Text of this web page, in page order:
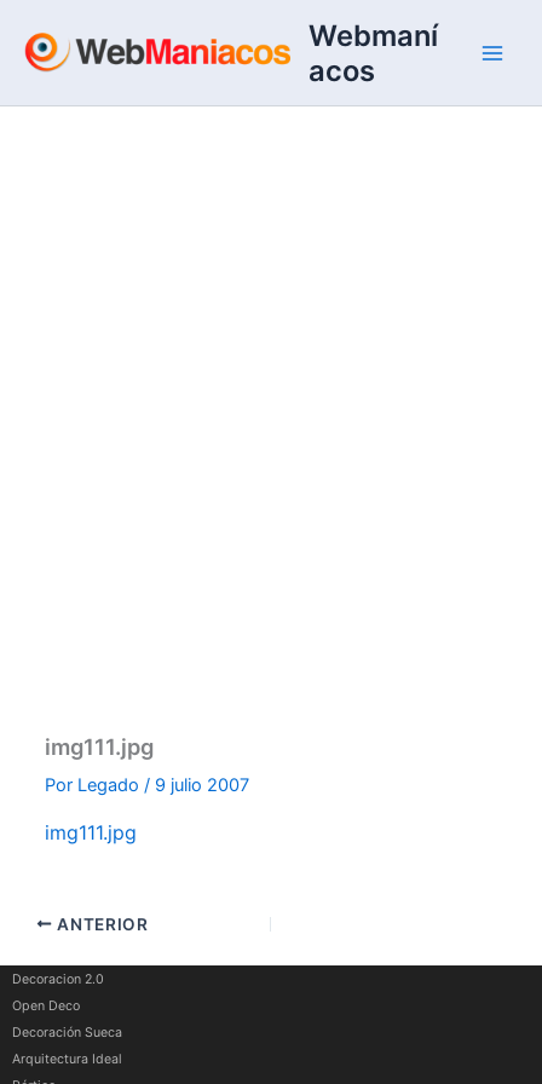
contenido
Webmaní
acos
img111.jpg
Por Legado/ 9 julio 2007
img111.jpg
ANTERIOR
Decoracion 2.0
Open Deco
Decoración Sueca
Arquitectura Ideal